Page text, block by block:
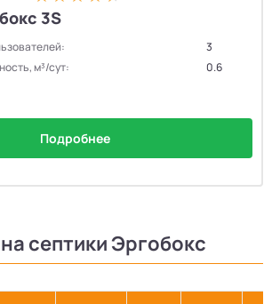
3S
3
м³/сут:
0.6
Подробнее
септики Эргобокс